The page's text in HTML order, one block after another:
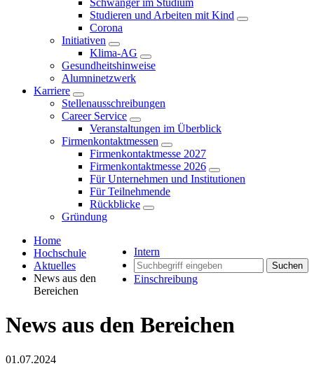
Schwanger im Studium
Studieren und Arbeiten mit Kind
Corona
Initiativen
Klima-AG
Gesundheitshinweise
Alumninetzwerk
Karriere
Stellenausschreibungen
Career Service
Veranstaltungen im Überblick
Firmenkontaktmessen
Firmenkontaktmesse 2027
Firmenkontaktmesse 2026
Für Unternehmen und Institutionen
Für Teilnehmende
Rückblicke
Gründung
Intern
Suchen
Einschreibung
Home
Hochschule
Aktuelles
News aus den
Bereichen
News aus den Bereichen
01.07.2024